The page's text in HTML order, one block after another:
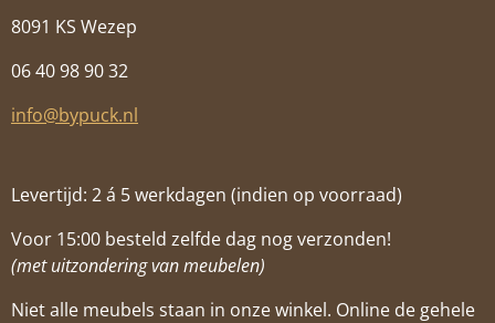
8091 KS Wezep
06 40 98 90 32
info@bypuck.nl
Levertijd: 2 á 5 werkdagen (indien op voorraad)
Voor 15:00 besteld zelfde dag nog verzonden!
(met uitzondering van meubelen)
Niet alle meubels staan in onze winkel. Online de gehele